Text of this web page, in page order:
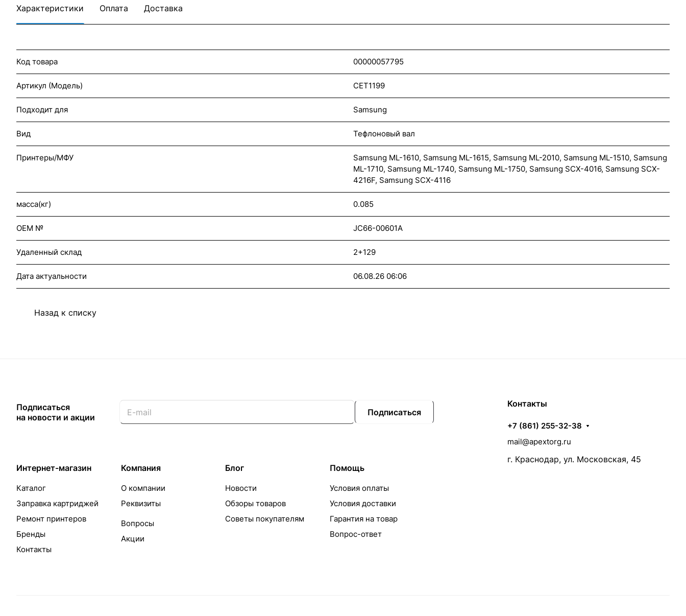
Характеристики Оплата Доставка
Код товара 00000057795
Артикул (Модель) CET1199
Подходит для Samsung
Вид Тефлоновый вал
Принтеры/МФУ
Samsung ML-1610, Samsung ML-1615, Samsung ML-2010, Samsung ML-1510, Samsung
ML-1710, Samsung ML-1740, Samsung ML-1750, Samsung SCX-4016, Samsung SCX-
4216F, Samsung SCX-4116
масса(кг) 0.085
OEM № JC66-00601A
Удаленный склад 2+129
Дата актуальности 06.08.26 06:06
Назад к списку
Подписаться
на новости и акции
Подписаться
Интернет-магазин
Каталог
Заправка картриджей
Ремонт принтеров
Бренды
Контакты
Компания
О компании
Реквизиты
Вопросы
Акции
Блог
Новости
Обзоры товаров
Советы покупателям
Помощь
Условия оплаты
Условия доставки
Гарантия на товар
Вопрос-ответ
Контакты
+7 (861) 255-32-38
mail@apextorg.ru
г. Краснодар, ул. Московская, 45